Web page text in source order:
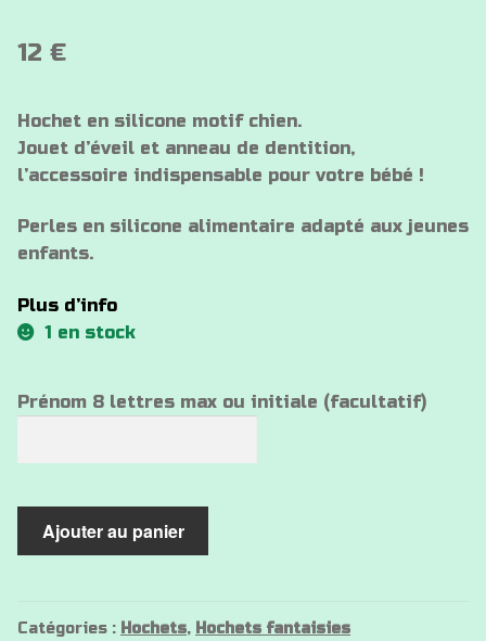
12 €
Hochet en silicone motif chien.
Jouet d’éveil et anneau de dentition,
l’accessoire indispensable pour votre bébé !
Perles en silicone alimentaire adapté aux jeunes
enfants.
Plus d’info
1 en stock
Prénom 8 lettres max ou initiale (facultatif)
Chien
Ajouter au panier
Catégories : Hochets, Hochets fantaisies